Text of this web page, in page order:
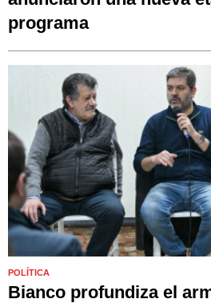
programa
POLÍTICA
Bianco profundiza el